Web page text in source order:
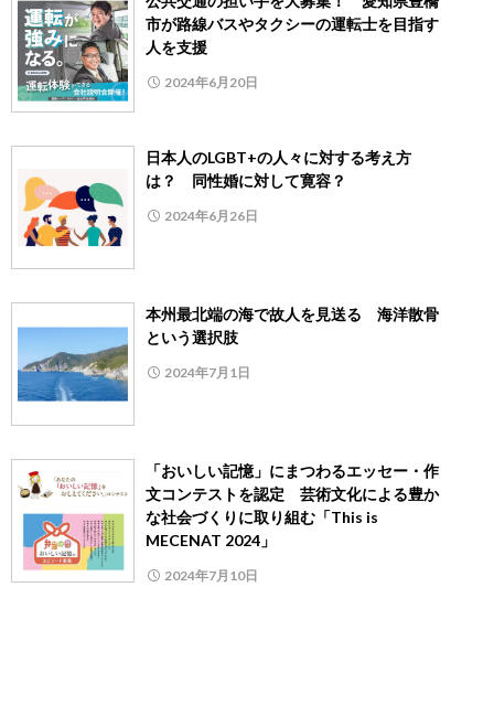
市が路線バスやタクシーの運転士を目指す
人を支援
2024年6月20日
日本人のLGBT+の人々に対する考え方
は？ 同性婚に対して寛容？
2024年6月26日
本州最北端の海で故人を見送る 海洋散骨
という選択肢
2024年7月1日
「おいしい記憶」にまつわるエッセー・作
文コンテストを認定 芸術文化による豊か
な社会づくりに取り組む「This is
MECENAT 2024」
2024年7月10日